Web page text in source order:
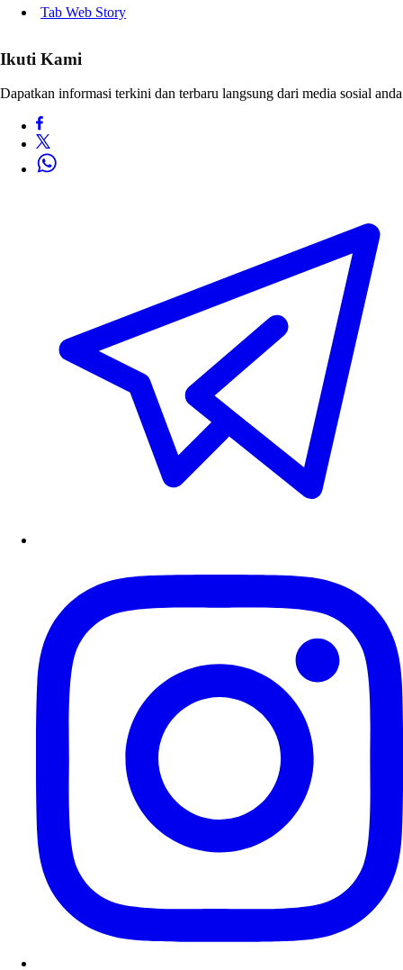
Tab Web Story
Ikuti Kami
Dapatkan informasi terkini dan terbaru langsung dari media sosial anda